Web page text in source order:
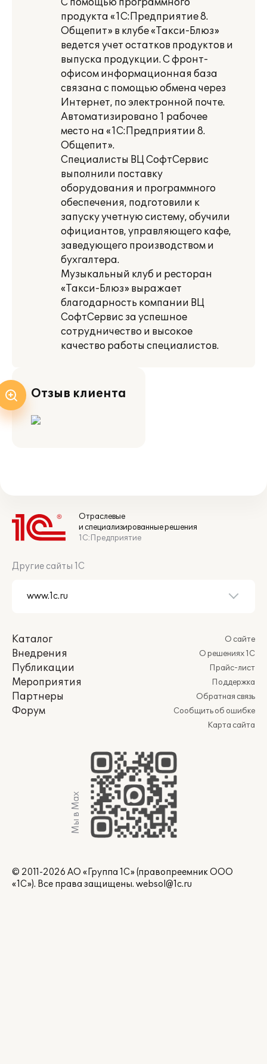
С помощью программного
продукта «1С:Предприятие 8.
Общепит» в клубе «Такси-Блюз»
ведется учет остатков продуктов и
выпуска продукции. С фронт-
офисом информационная база
связана с помощью обмена через
Интернет, по электронной почте.
Автоматизировано 1 рабочее
место на «1С:Предприятии 8.
Общепит».
Специалисты ВЦ СофтСервис
выполнили поставку
оборудования и программного
обеспечения, подготовили к
запуску учетную систему, обучили
официантов, управляющего кафе,
заведующего производством и
бухгалтера.
Музыкальный клуб и ресторан
«Такси-Блюз» выражает
благодарность компании ВЦ
СофтСервис за успешное
сотрудничество и высокое
качество работы специалистов.
Отзыв клиента
Отраслевые
и специализированные решения
1С:Предприятие
Другие сайты 1С
Каталог
Внедрения
Публикации
Мероприятия
Партнеры
Форум
О сайте
О решениях 1С
Прайс-лист
Поддержка
Обратная связь
Сообщить об ошибке
Карта сайта
Мы в Max
© 2011-2026 АО «Группа 1С» (правопреемник ООО
«1С»). Все права защищены. websol@1c.ru